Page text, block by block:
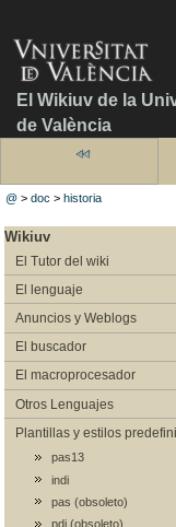
El Wikiuv de la
de València
@ >doc >historia
Wikiuv
El Tutor del wiki
El lenguaje
Anuncios y Weblogs
El buscador
El macroprocesador
Otros Lenguajes
Plantillas y estilos
pas13
indi
pas (obsoleto)
pdi (obsoleto)